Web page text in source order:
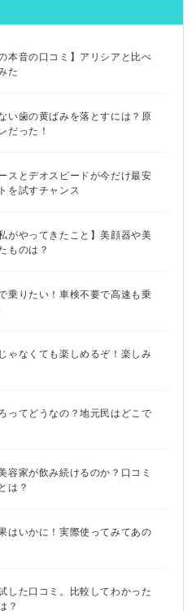
本音の口コミ】アリシアと比べ
た
い歯の黄ばみを落とすには？原
だった！
スとデオスピードが今だけ最安
を試すチャンス
がやってきたこと】美顔器や美
ものは？
乗りたい！車検不要で高速も乗
ゃなくても楽しめるぞ！楽しみ
ってどうなの？地元民はどこで
容家が飲み続けるのか？口コミ
は？
はいかに！実際使ってみてあの
した口コミ。比較してわかった
？